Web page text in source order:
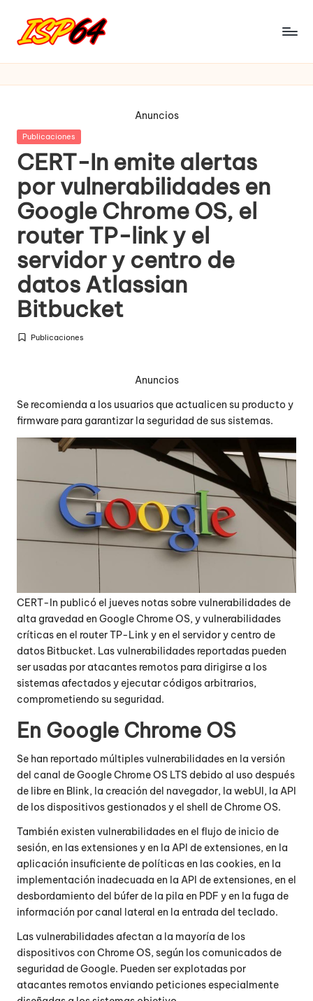
Saltar
contenido
I
S
6
4
Anuncios
Publicada
Publicaciones
CERT-In emite alertas
por vulnerabilidades en
Google Chrome OS, el
router TP-link y el
servidor y centro de
datos Atlassian
Bitbucket
Publicada
Publicaciones
Anuncios
Se recomienda a los usuarios que actualicen su producto y
firmware para garantizar la seguridad de sus sistemas.
CERT-In publicó el jueves notas sobre vulnerabilidades de
alta gravedad en Google Chrome OS, y vulnerabilidades
críticas en el router TP-Link y en el servidor y centro de
datos Bitbucket. Las vulnerabilidades reportadas pueden
ser usadas por atacantes remotos para dirigirse a los
sistemas afectados y ejecutar códigos arbitrarios,
comprometiendo su seguridad.
En Google Chrome OS
Se han reportado múltiples vulnerabilidades en la versión
del canal de Google Chrome OS LTS debido al uso después
de libre en Blink, la creación del navegador, la webUI, la API
de los dispositivos gestionados y el shell de Chrome OS.
También existen vulnerabilidades en el flujo de inicio de
sesión, en las extensiones y en la API de extensiones, en la
aplicación insuficiente de políticas en las cookies, en la
implementación inadecuada en la API de extensiones, en el
desbordamiento del búfer de la pila en PDF y en la fuga de
información por canal lateral en la entrada del teclado.
Las vulnerabilidades afectan a la mayoría de los
dispositivos con Chrome OS, según los comunicados de
seguridad de Google. Pueden ser explotadas por
atacantes remotos enviando peticiones especialmente